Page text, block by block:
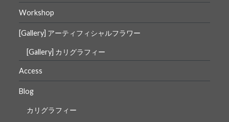
Workshop
[Gallery] アーティフィシャルフラワー
[Gallery] カリグラフィー
Access
Blog
カリグラフィー